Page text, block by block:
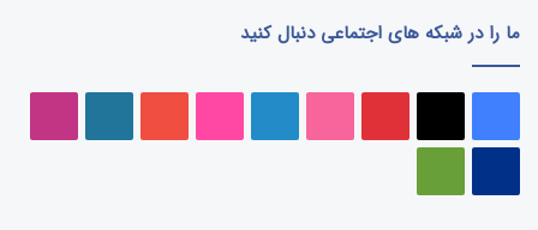
ما را در شبکه های اجتماعی دنبال کنید